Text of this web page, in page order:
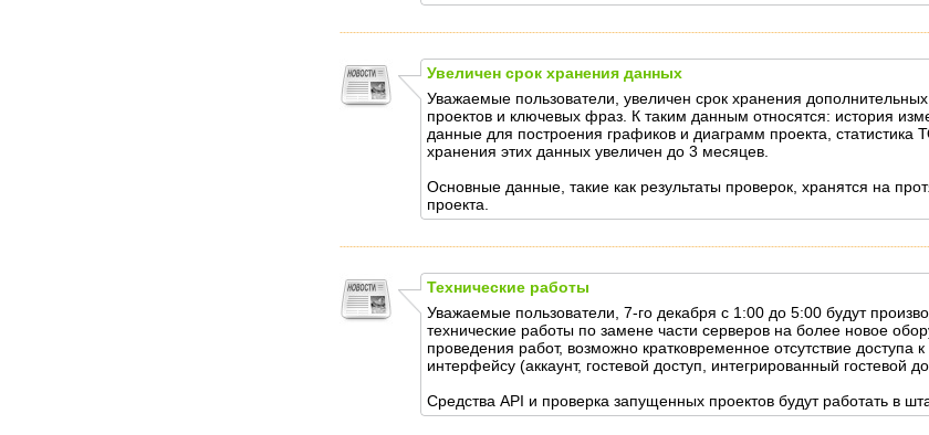
Увеличен срок хранения данных
Уважаемые пользователи, увеличен срок хранения
проектов и ключевых фраз. К таким данным относятся: история
данные для построения графиков и диаграмм проекта, статистика
хранения этих данных увеличен до 3 месяцев.
Основные данные, такие как результаты проверок, хранятся на
проекта.
Технические работы
Уважаемые пользователи, 7-го декабря с 1:00 до 5:00 будут
технические работы по замене части серверов на более новое
проведения работ, возможно кратковременное отсутствие доступа
интерфейсу (аккаунт, гостевой доступ, интегрированный гостевой
Средства API и проверка запущенных проектов будут работать в